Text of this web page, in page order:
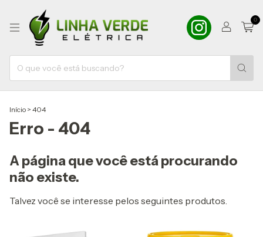
0
Início > 404
Erro - 404
A página que você está procurando
não existe.
Talvez você se interesse pelos seguintes produtos.